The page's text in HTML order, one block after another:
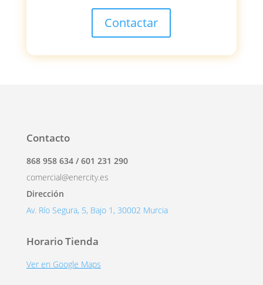
Contactar
Contacto
868 958 634 / 601 231 290
comercial@enercity.es
Dirección
Av. Río Segura, 5, Bajo 1, 30002 Murcia
Horario Tienda
Ver en Google Maps